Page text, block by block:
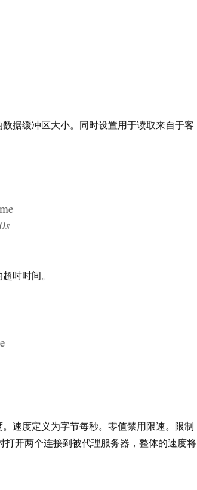
据缓冲区大小。同时设置用于读取来自于客
时时间。
速度定义为字节每秒。零值禁用限速。限制
打开两个连接到被代理服务器，整体的速度将